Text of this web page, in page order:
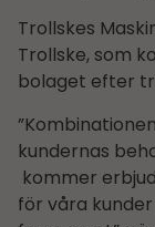
Trollskes
Trollske, som
bolaget efter
kundernas
kommer
för våra